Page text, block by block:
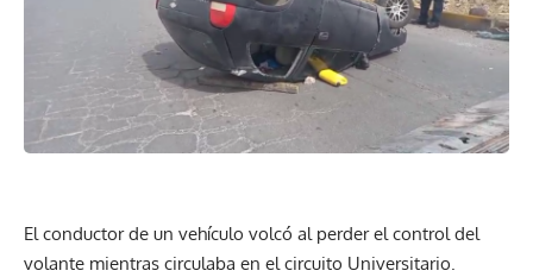
El conductor de un vehículo volcó al perder el control del
volante mientras circulaba en el circuito Universitario.